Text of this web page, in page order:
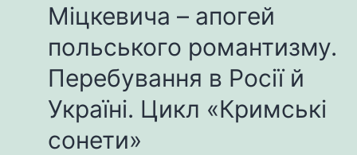
Міцкевича – апогей
польського романтизму.
Перебування в Росії й
Україні. Цикл «Кримські
сонети»